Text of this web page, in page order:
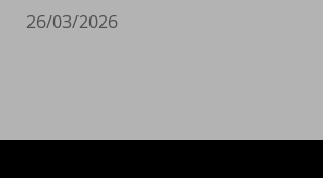
26/03/2026